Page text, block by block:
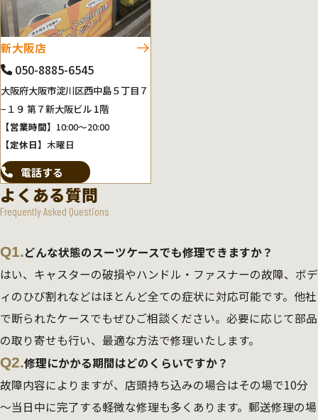
新大阪店
050-8885-6545
大阪府大阪市淀川区西中島５丁目７
−１９ 第７新大阪ビル 1階
【営業時間】 10:00～20:00
【定休日】 木曜日
電話する
よくある質問
Frequently Asked Questions
Q1.どんな状態のスーツケースでも修理できますか？
はい、キャスターの破損やハンドル・ファスナーの故障、ボデ
ィのひび割れなどはほとんど全ての症状に対応可能です。他社
で断られたケースでもぜひご相談ください。必要に応じて部品
の取り寄せも行い、最適な方法で修理いたします。
Q2.修理にかかる期間はどのくらいですか？
故障内容によりますが、店頭持ち込みの場合はその場で10分
～当日中に完了する軽微な修理も多くあります。郵送修理の場